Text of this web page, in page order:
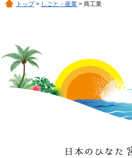
トップ> しごと・産業 > 商工業
日本のひなた 宮崎県